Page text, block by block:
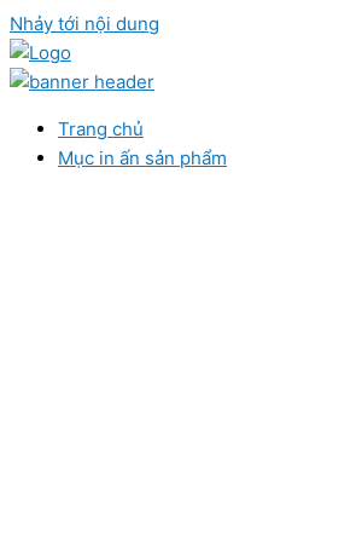
Nhảy tới nội dung
Trang chủ
Mục in ấn sản phẩm